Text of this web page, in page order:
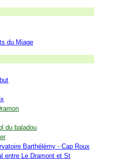
du Miage
du baladou
Barthélémy - Cap Roux
entre Le Dramont et St